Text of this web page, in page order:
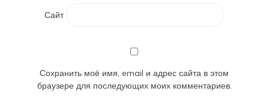
Сайт
Сохранить моё имя, email и адрес сайта в этом
браузере для последующих моих комментариев.